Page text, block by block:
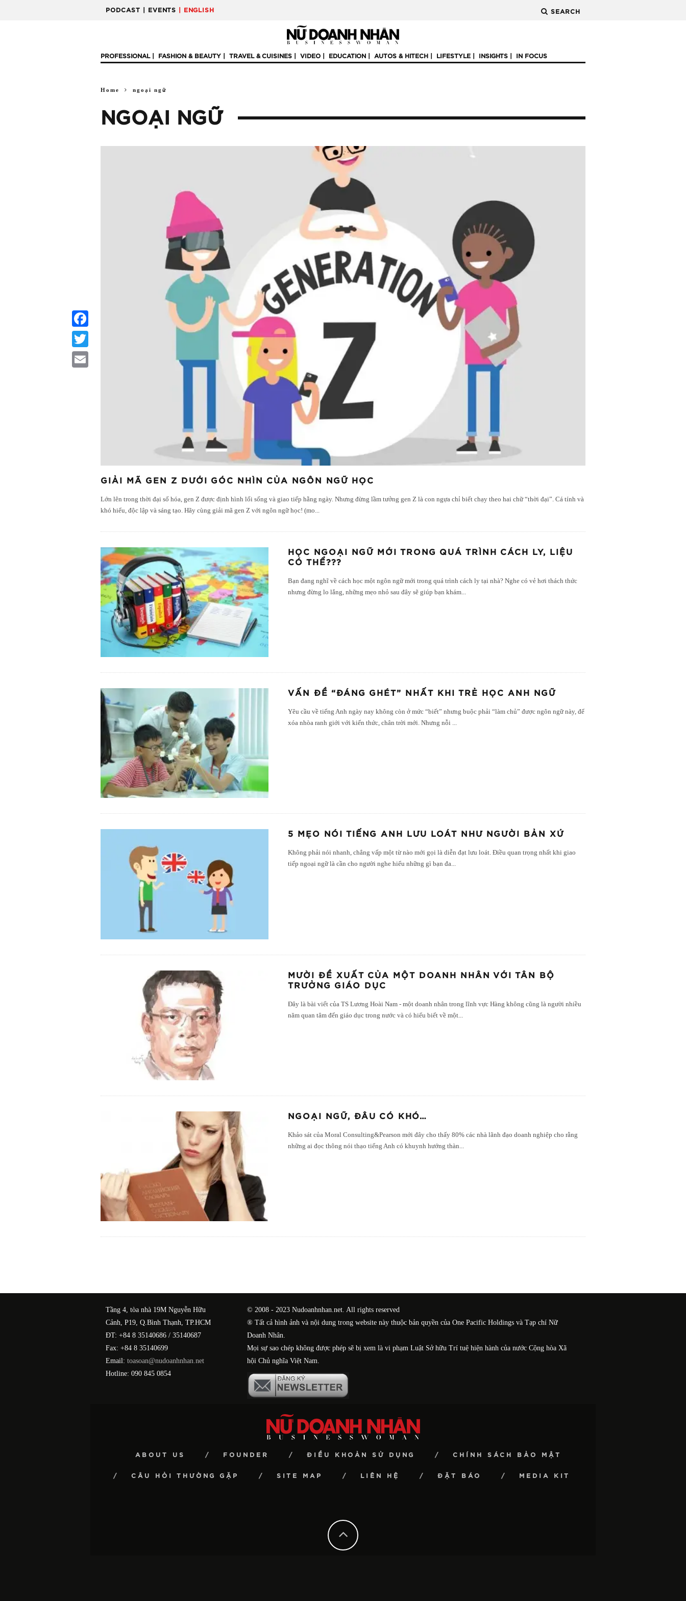
PODCAST | EVENTS | ENGLISH SEARCH
PROFESSIONAL FASHION & BEAUTY TRAVEL & CUISINES VIDEO EDUCATION AUTOS & HITECH LIFESTYLE INSIGHTS IN FOCUS
Home ngoại ngữ
NGOẠI NGỮ
GIẢI MÃ GEN Z DƯỚI GÓC NHÌN CỦA NGÔN NGỮ HỌC
Lớn lên trong thời đại số hóa, gen Z được định hình lối sống và giao tiếp hằng ngày. Nhưng đừng lầm tưởng gen Z là con ngựa chỉ biết chạy theo hai chữ “thời đại”. Cá tính và
khó hiểu, độc lập và sáng tạo. Hãy cùng giải mã gen Z với ngôn ngữ học! (mo...
Facebook
Twitter
HỌC NGOẠI NGỮ MỚI TRONG QUÁ TRÌNH CÁCH LY, LIỆU
CÓ THỂ???
Bạn đang nghĩ về cách học một ngôn ngữ mới trong quá trình cách ly tại nhà? Nghe có vẻ hơi thách thức
nhưng đừng lo lắng, những mẹo nhỏ sau đây sẽ giúp bạn khám...
VẤN ĐỀ “ĐÁNG GHÉT” NHẤT KHI TRẺ HỌC ANH NGỮ
Yêu cầu về tiếng Anh ngày nay không còn ở mức “biết” nhưng buộc phải “làm chủ” được ngôn ngữ này, để
xóa nhòa ranh giới với kiến thức, chân trời mới. Nhưng nỗi ...
5 MẸO NÓI TIẾNG ANH LƯU LOÁT NHƯ NGƯỜI BẢN XỨ
Không phải nói nhanh, chẳng vấp một từ nào mới gọi là diễn đạt lưu loát. Điều quan trọng nhất khi giao
tiếp ngoại ngữ là cần cho người nghe hiểu những gì bạn đa...
MƯỜI ĐỀ XUẤT CỦA MỘT DOANH NHÂN VỚI TÂN BỘ
TRƯỞNG GIÁO DỤC
Đây là bài viết của TS Lương Hoài Nam - một doanh nhân trong lĩnh vực Hàng không cũng là người nhiều
năm quan tâm đến giáo dục trong nước và có hiểu biết về một
NGOẠI NGỮ, ĐÂU CÓ KHÓ…
Khảo sát của Moral Consulting&Pearson mới đây cho thấy 80% các nhà lãnh đạo doanh nghiệp cho rằng
những ai đọc thông nói thạo tiếng Anh có khuynh hướng thàn...
Tầng 4, tòa nhà 19M Nguyễn Hữu
Cảnh, P19, Q.Bình Thạnh, TP.HCM
ĐT: +84 8 35140686 / 35140687
Fax: +84 8 35140699
Email: toasoan@nudoanhnhan.net
Hotline: 090 845 0854
© 2008 - 2023 Nudoanhnhan.net. All rights reserved
® Tất cả hình ảnh và nội dung trong website này thuộc bản quyền của One Pacific Holdings và Tạp chí Nữ
Doanh Nhân.
Mọi sự sao chép không được phép sẽ bị xem là vi phạm Luật Sở hữu Trí tuệ hiện hành của nước Cộng hòa Xã
hội Chủ nghĩa Việt Nam.
ABOUT US FOUNDER ĐIỀU KHOẢN SỬ DỤNG CHÍNH SÁCH BẢO MẬT
CÂU HỎI THƯỜNG GẶP SITE MAP LIÊN HỆ ĐẶT BÁO MEDIA KIT